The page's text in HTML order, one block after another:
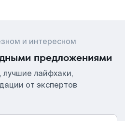
и интересном
предложениями
лайфхаки,
от экспертов